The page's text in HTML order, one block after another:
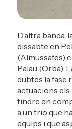
D’altra banda,
dissabte en
(Almussafes)
Palau (Orba).
dubtes la fase
actuacions els
tindre en
a un trio que
equips i que